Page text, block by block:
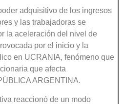
adquisitivo de los ingresos
y las trabajadoras se
la aceleración del nivel de
por el inicio y la
en UCRANIA, fenómeno que
que afecta
ARGENTINA.
reaccionó de un modo